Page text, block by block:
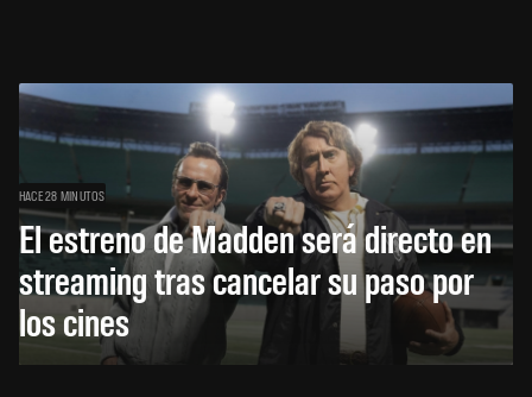
HACE 28 MINUTOS
El estreno de Madden será directo en
streaming tras cancelar su paso por
los cines